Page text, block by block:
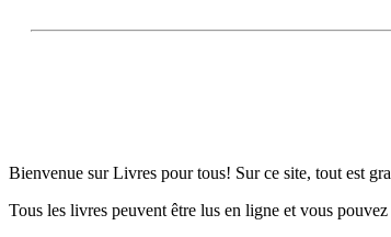
Bienvenue sur Livres pour tous! Sur ce site, tout est
Tous les livres peuvent être lus en ligne et vous